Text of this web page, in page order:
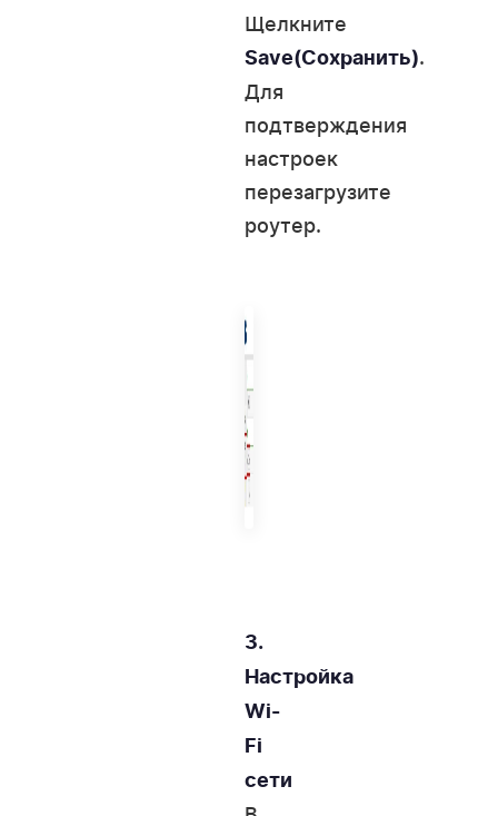
Щелкните
Save(Сохранить).
Для
подтверждения
настроек
перезагрузите
роутер.
3.
Настройка
Wi-
Fi
сети